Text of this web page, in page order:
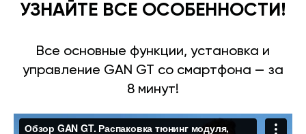
УЗНАЙТЕ ВСЕ ОСОБЕННОСТИ!
Все основные функции, установка и
управление GAN GT со смартфона — за
8 минут!